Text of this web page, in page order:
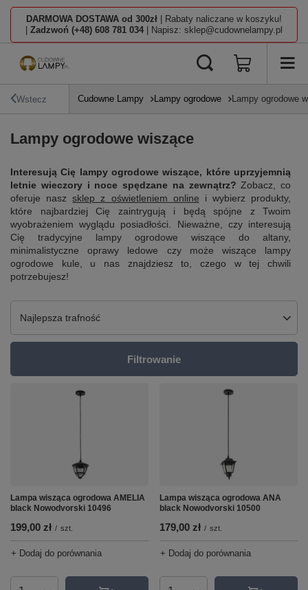
DARMOWA DOSTAWA od 300zł | Rabaty naliczane w koszyku!
Zadzwoń (+48) 608 781 034 | Napisz: sklep@cudownelampy.pl
Wstecz Cudowne Lampy Lampy ogrodowe Lampy ogrodowe
Lampy ogrodowe wiszące
Interesują Cię lampy ogrodowe wiszące, które uprzyjemnią
letnie wieczory i noce spędzane na zewnątrz? Zobacz, co
oferuje naszsklep z oświetleniem online i wybierz produkty,
które najbardziej Cię zaintrygują i będą spójne z Twoim
wyobrażeniem wyglądu posiadłości. Nieważne, czy interesują
Cię tradycyjne lampy ogrodowe wiszące do altany,
minimalistyczne oprawy ledowe czy może wiszące lampy
ogrodowe kule, u nas znajdziesz to, czego w tej chwili
potrzebujesz!
Zmień sortowanie
Najlepsza trafność
Filtrowanie
Lampa wisząca ogrodowa AMELIA
black Nowodvorski 10496
199,00 zł / szt.
+ Dodaj do porównania
Lampa wisząca ogrodowa ANA
black Nowodvorski 10500
179,00 zł / szt.
+ Dodaj do porównania